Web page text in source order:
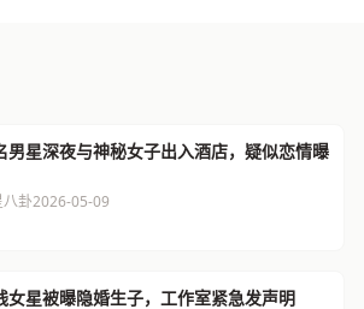
男星深夜与神秘女子出入酒店，疑似恋情曝
八卦2026-05-09
女星被曝隐婚生子，工作室紧急发声明